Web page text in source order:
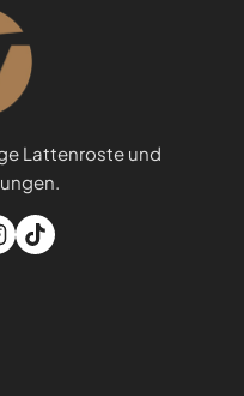
nur unglaublich
gegen Verziehen
Lattenroste und